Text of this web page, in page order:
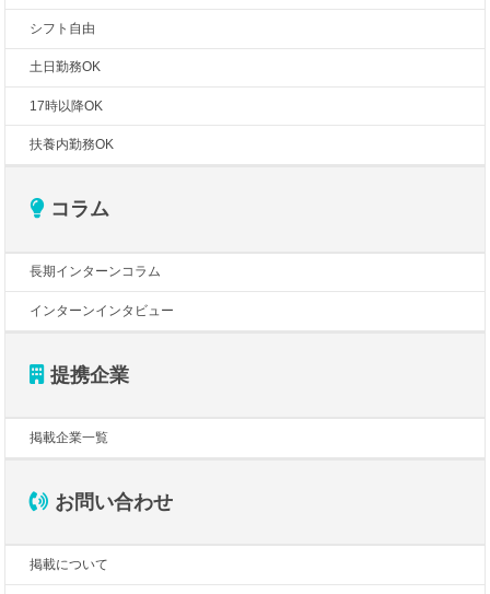
シフト自由
土日勤務OK
17時以降OK
扶養内勤務OK
コラム
長期インターンコラム
インターンインタビュー
提携企業
掲載企業一覧
お問い合わせ
掲載について